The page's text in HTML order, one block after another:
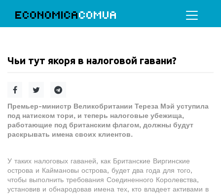
ECONOMICACOMUA
Чьи тут якоря в налоговой гавани?
Премьер-министр Великобритании Тереза Мэй уступила
под натиском тори, и теперь налоговые убежища,
работающие под британским флагом, должны будут
раскрывать имена своих клиентов.
У таких налоговых гаваней, как Британские Виргинские
острова и Каймановы острова, будет два года для того,
чтобы выполнить требования Соединенного Королевства,
установив и обнародовав имена тех, кто владеет активами в